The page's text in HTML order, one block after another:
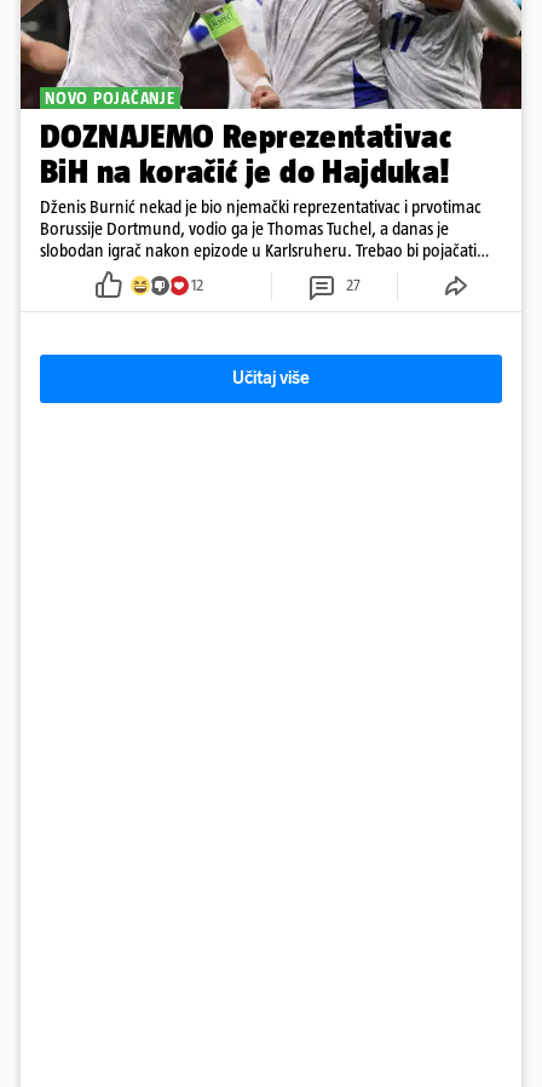
NOVO POJAČANJE
DOZNAJEMO Reprezentativac
BiH na koračić je do Hajduka!
Dženis Burnić nekad je bio njemački reprezentativac i prvotimac
Borussije Dortmund, vodio ga je Thomas Tuchel, a danas je
slobodan igrač nakon epizode u Karlsruheru. Trebao bi pojačati
konkurenciju u veznom redu
12 27
Učitaj više